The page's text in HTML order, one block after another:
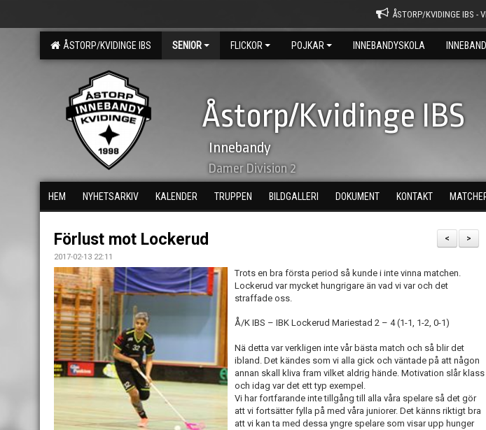
ÅSTORP/KVIDINGE IBS -
ÅSTORP/KVIDINGE IBS SENIOR FLICKOR POJKAR INNEBANDYSKOLA
Åstorp/Kvidinge IBS
Innebandy
Damer Division 2
HEM NYHETSARKIV KALENDER TRUPPEN BILDGALLERI DOKUMENT KONTAKT
>
<
Förlust mot Lockerud
2017-02-13 22:11
Trots en bra första period så kunde i inte vinna matchen.
Lockerud var mycket hungrigare än vad vi var och det
straffade oss.
Å/K IBS – IBK Lockerud Mariestad 2 – 4 (1-1, 1-2, 0-1)
Nä detta var verkligen inte vår bästa match och så blir det
ibland. Det kändes som vi alla gick och väntade på att någon
annan skall kliva fram vilket aldrig hände. Motivation slår klass
och idag var det ett typ exempel.
Vi har fortfarande inte tillgång till alla våra spelare så det gör
att vi fortsätter fylla på med våra juniorer. Det känns riktigt bra
att vi kan ta med dessa yngre spelare som visar upp hunger